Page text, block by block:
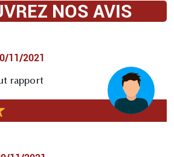
NOS AVIS
11/2021
rapport